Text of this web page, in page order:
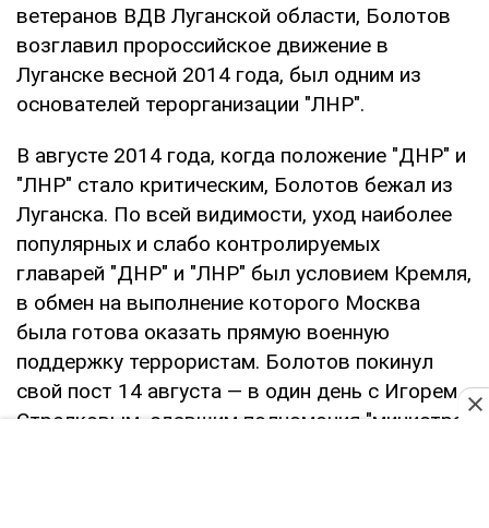
ветеранов ВДВ Луганской области, Болотов
возглавил пророссийское движение в
Луганске весной 2014 года, был одним из
основателей терорганизации "ЛНР".
В августе 2014 года, когда положение "ДНР" и
"ЛНР" стало критическим, Болотов бежал из
Луганска. По всей видимости, уход наиболее
популярных и слабо контролируемых
главарей "ДНР" и "ЛНР" был условием Кремля,
в обмен на выполнение которого Москва
была готова оказать прямую военную
поддержку террористам. Болотов покинул
свой пост 14 августа — в один день с Игорем
Стрелковым, сдавшим полномочия "министра